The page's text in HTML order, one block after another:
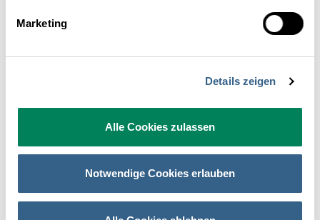
Marketing
Details zeigen
Alle Cookies zulassen
Notwendige Cookies erlauben
Bedrohung durch Phishing: KI-gestützte Angriffe und
Wer kennt sie nicht, die lustigen Mails, die manchmal in der
Mailbox aufschlagen, in schlechtem Deutsch, manchmal mit
gemischten „Sie“ und „Du“-Anreden in einem Satz.